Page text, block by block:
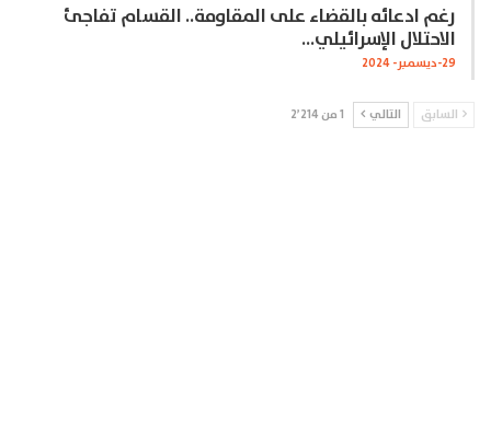
رغم ادعائه بالقضاء على المقاومة.. القسام تفاجئ
الاحتلال الإسرائيلي…
29-ديسمبر- 2024
السابق التالي 1 من 2٬214